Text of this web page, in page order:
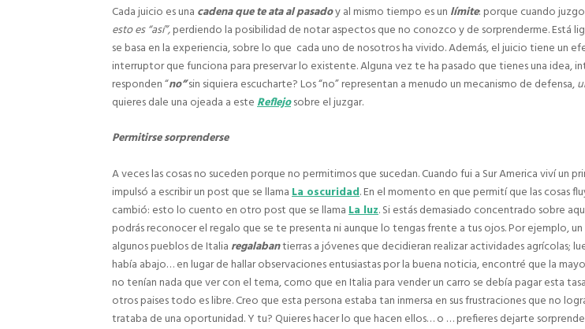
Cada juicio es una cadena que te ata al pasadoy al mismo tiempo es un límite: porque cuando
esto es “así”,perdiendo la posibilidad de notar aspectos que no conozco y de sorprenderme. Está
se basa en la experiencia, sobre lo que cada uno de nosotros ha vivido. Además, el juicio tiene un
interruptor que funciona para preservar lo existente. Alguna vez te ha pasado que tienes una idea,
responden “no”sin siquiera escucharte? Los “no” representan a menudo un mecanismo de defensa,
quieres dale una ojeada a esteReflejosobre el juzgar.
Permitirse sorprenderse
A veces las cosas no suceden porque no permitimos que sucedan. Cuando fui a Sur America viví un
impulsó a escribir un post que se llamaLa oscuridad. En el momento en que permití que las cosas
cambió: esto lo cuento en otro post que se llamaLa luz. Si estás demasiado concentrado sobre
podrás reconocer el regalo que se te presenta ni aunque lo tengas frente a tus ojos. Por ejemplo,
algunos pueblos de Italia regalabantierras a jóvenes que decidieran realizar actividades agrícolas;
había abajo… en lugar de hallar observaciones entusiastas por la buena noticia, encontré que la
no tenían nada que ver con el tema, como que en Italia para vender un carro se debía pagar esta
otros paises todo es libre. Creo que esta persona estaba tan inmersa en sus frustraciones que no
trataba de una oportunidad. Y tu? Quieres hacer lo que hacen ellos… o … prefieres dejarte